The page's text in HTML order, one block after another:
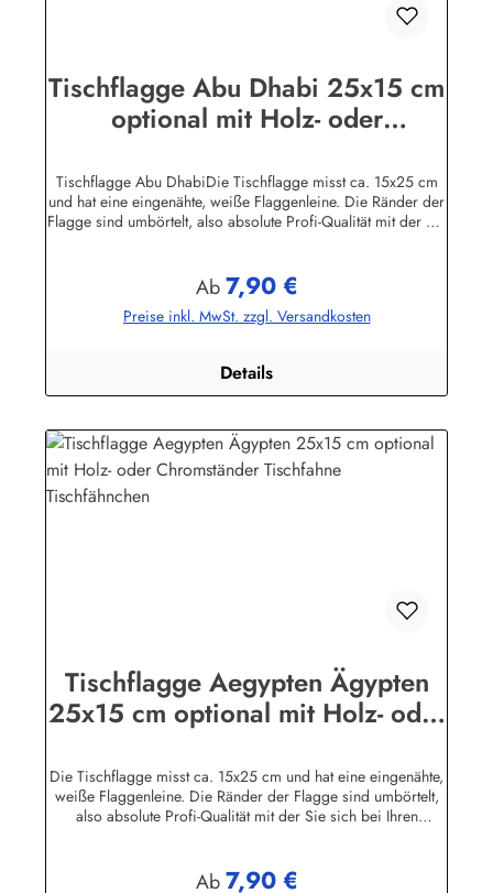
Tischflagge Abu Dhabi 25x15 cm
optional mit Holz- oder
Tischfähnchen
Tischflagge Abu DhabiDie Tischflagge misst ca. 15x25 cm
und hat eine eingenähte, weiße Flaggenleine. Die Ränder der
Flagge sind umbörtelt, also absolute Profi-Qualität mit der Sie
Ständer bestellen. Der Ständer ist aus lackiertem Massivholz,
Höhe 42 cm und hat im Kopf 2 Bohrlöcher für die
Flaggenleine sowie im unteren Bereich eine Metallöse. Der
Tischflaggen können mit 30 Grad gewaschen und mit
niedriger Temperatur (Polyesterstoff) gebügelt werden.Wir
führen Tischflaggen fast alle Nationen, Bundesländer sowie
4. 5, 7 und 12 Flaggen.
Regulärer Preis:
Ab7,90 €
Preise inkl. MwSt. zzgl. Versandkosten
Details
Tischflagge Aegypten Ägypten
25x15 cm optional mit Holz- oder
Tischfähnchen
Die Tischflagge misst ca. 15x25 cm und hat eine eingenähte,
weiße Flaggenleine. Die Ränder der Flagge sind umbörtelt,
also absolute Profi-Qualität mit der Sie sich bei Ihren
Temperatur (Polyesterstoff) gebügelt werden.Sie können die
Regulärer Preis:
Ab7,90 €